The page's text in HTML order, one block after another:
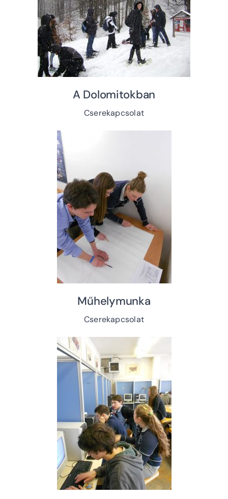
A Dolomitokban
Cserekapcsolat
Műhelymunka
Cserekapcsolat